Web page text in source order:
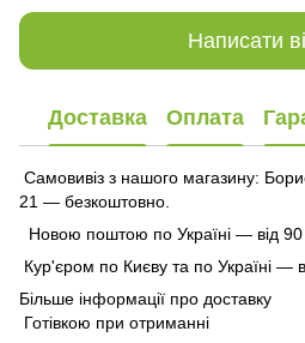
Написати
Доставка Оплата
Самовивіз з нашого магазину:
21 — безкоштовно.
Новою поштою по Україні — від 90
Кур'єром по Києву та по Україні —
Більше інформації про доставку
Готівкою при отриманні